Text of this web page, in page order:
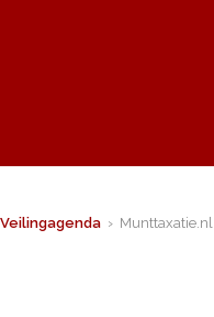
Veilingagenda › Munttaxatie.nl